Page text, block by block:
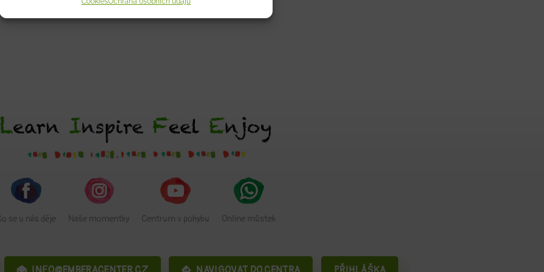
se u nás děje Naše momentky Centrum v pohybu Online můstek